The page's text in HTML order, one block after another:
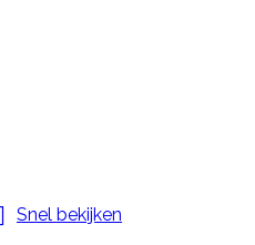
Snel bekijken